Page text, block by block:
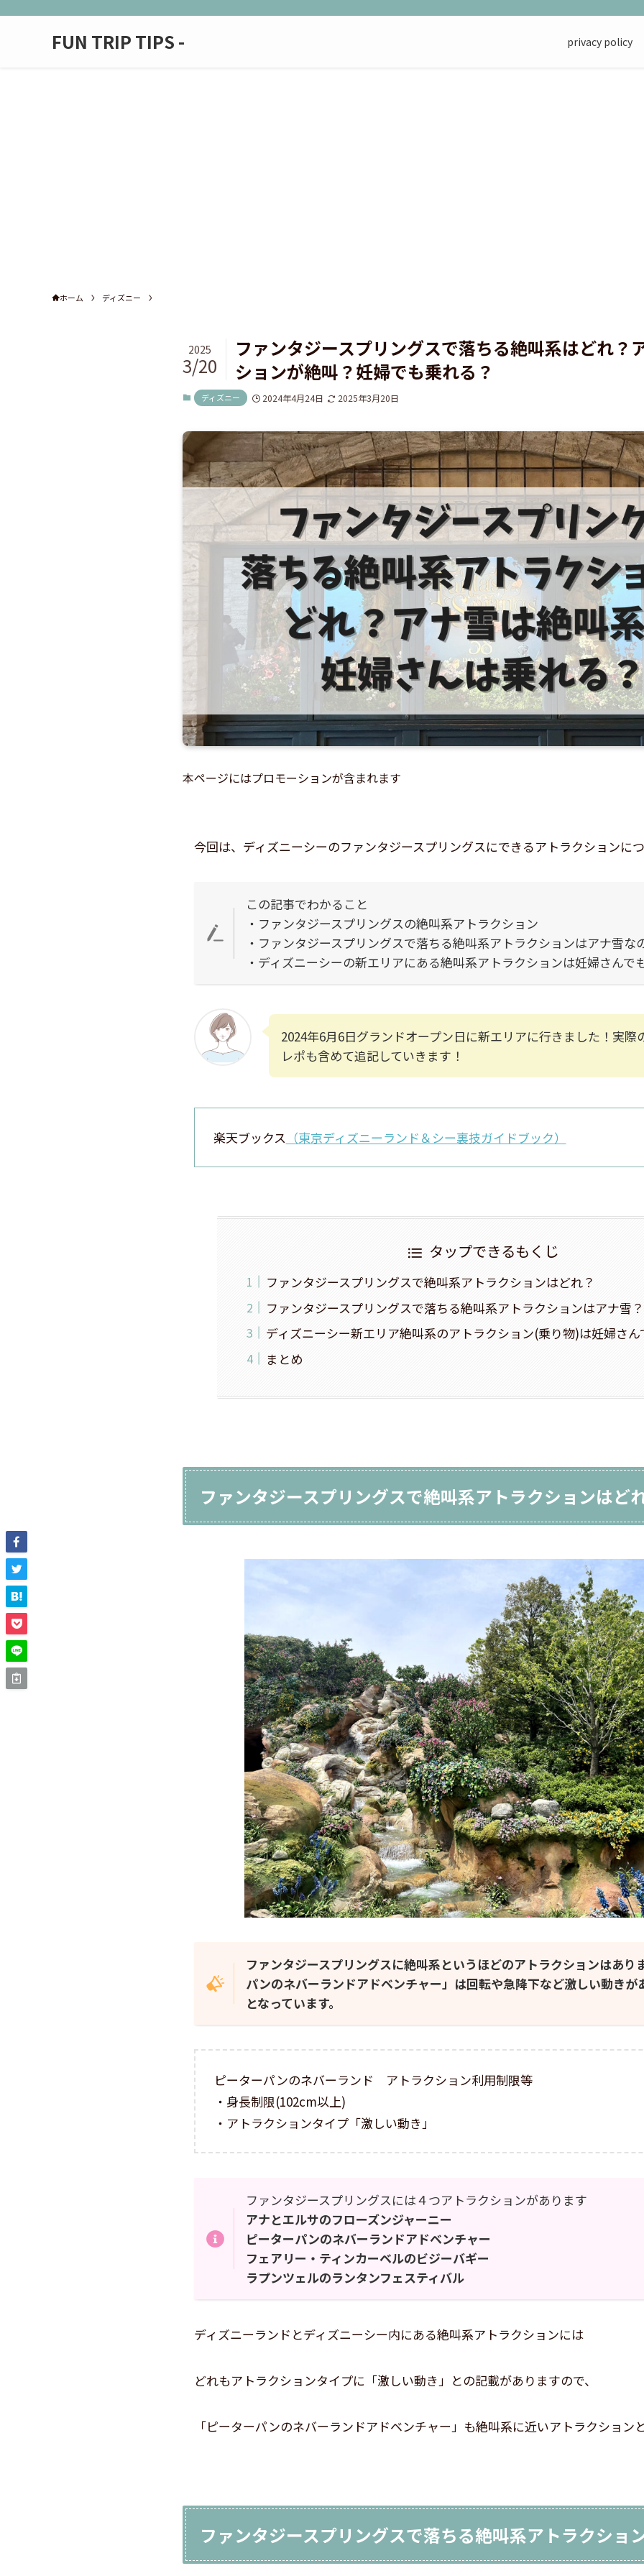
FUN TRIP TIPS - privacy policy
ホーム ディズニー
ファンタジースプリングスで落ちる絶叫系はどれ？
ションが絶叫？妊婦でも乗れる？
2025
3/20
ディズニー 2024年4月24日 2025年3月20日
本ページにはプロモーションが含まれます
今回は、ディズニーシーのファンタジースプリングスにできるアトラクションに
この記事でわかること
・ファンタジースプリングスの絶叫系アトラクション
・ファンタジースプリングスで落ちる絶叫系アトラクションはアナ雪な
・ディズニーシーの新エリアにある絶叫系アトラクションは妊婦さんで
2024年6月6日グランドオープン日に新エリアに行きました！実際
レポも含めて追記していきます！
楽天ブックス （東京ディズニーランド＆シー裏技ガイドブック）
タップできるもくじ
ファンタジースプリングスで絶叫系アトラクションはどれ？
ファンタジースプリングスで落ちる絶叫系アトラクションはアナ雪？
ディズニーシー新エリア絶叫系のアトラクション(乗り物)は妊婦さ
まとめ
ファンタジースプリングスで絶叫系アトラクションはど
ファンタジースプリングスに絶叫系というほどのアトラクションはあり
パンのネバーランドアドベンチャー」は回転や急降下など激しい動きが
となっています。
ピーターパンのネバーランド アトラクション利用制限等
・身長制限(102cm以上)
・アトラクションタイプ「激しい動き」
ファンタジースプリングスには４つアトラクションがあります
アナとエルサのフローズンジャーニー
ピーターパンのネバーランドアドベンチャー
フェアリー・ティンカーベルのビジーバギー
ラプンツェルのランタンフェスティバル
ディズニーランドとディズニーシー内にある絶叫系アトラクションには
どれもアトラクションタイプに「激しい動き」との記載がありますので、
「ピーターパンのネバーランドアドベンチャー」も絶叫系に近いアトラクション
ファンタジースプリングスで落ちる絶叫系アトラクショ